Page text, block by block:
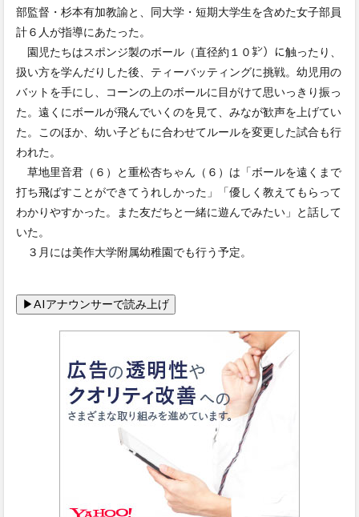
部監督・杉本有加教諭と、同大学・短期大学生を含めた女子部員
計６人が指導にあたった。
園児たちはスポンジ製のボール（直径約１０㌢）に触ったり、
扱い方を学んだりした後、ティーバッティングに挑戦。幼児用の
バットを手にし、コーンの上のボールに目がけて思いっきり振っ
た。遠くにボールが飛んでいくのを見て、みなが歓声を上げてい
た。このほか、幼い子どもに合わせてルールを変更した試合も行
われた。
草地里音君（６）と重松杏ちゃん（６）は「ボールを遠くまで
打ち飛ばすことができてうれしかった」「優しく教えてもらって
わかりやすかった。また友だちと一緒に遊んでみたい」と話して
いた。
３月には美作大学附属幼稚園でも行う予定。